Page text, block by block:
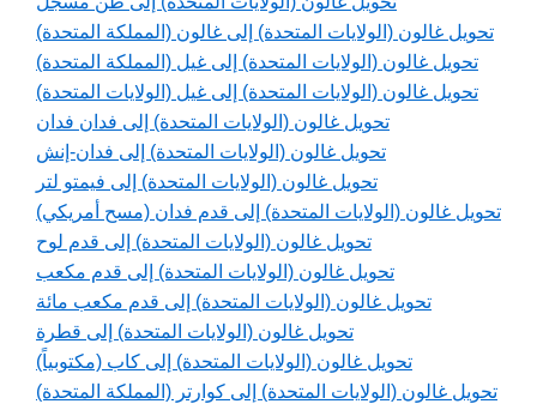
تحويل غالون (الولايات المتحدة) إلى غالون (المملكة المتحدة)
تحويل غالون (الولايات المتحدة) إلى غيل (المملكة المتحدة)
تحويل غالون (الولايات المتحدة) إلى غيل (الولايات المتحدة)
تحويل غالون (الولايات المتحدة) إلى فدان فدان
تحويل غالون (الولايات المتحدة) إلى فدان-إنش
تحويل غالون (الولايات المتحدة) إلى فيمتو لتر
تحويل غالون (الولايات المتحدة) إلى قدم فدان (مسح أمريكي)
تحويل غالون (الولايات المتحدة) إلى قدم لوح
تحويل غالون (الولايات المتحدة) إلى قدم مكعب
تحويل غالون (الولايات المتحدة) إلى قدم مكعب مائة
تحويل غالون (الولايات المتحدة) إلى قطرة
تحويل غالون (الولايات المتحدة) إلى كاب (مكتوبياً)
تحويل غالون (الولايات المتحدة) إلى كوارتر (المملكة المتحدة)